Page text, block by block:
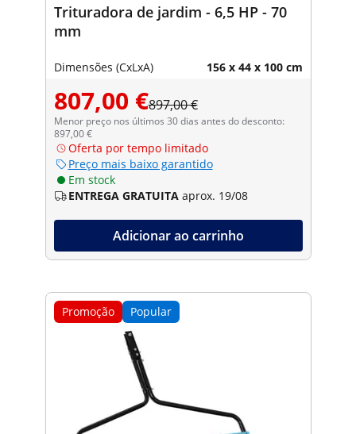
Trituradora de jardim - 6,5 HP - 70
mm
Dimensões (CxLxA) 156 x 44 x 100 cm
807,00 €897,00 €
Menor preço nos últimos 30 dias antes do desconto:
897,00 €
Oferta por tempo limitado
Preço mais baixo garantido
Em stock
ENTREGA GRATUITA aprox. 19/08
Adicionar ao carrinho
Promoção Popular